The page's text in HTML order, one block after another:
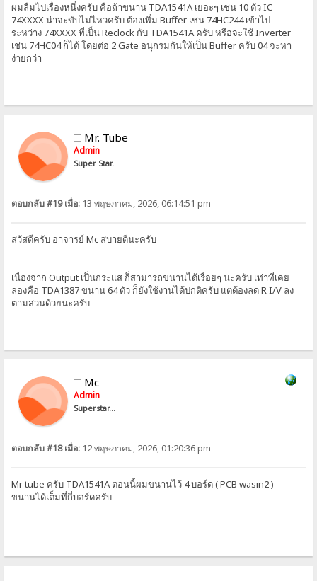
ผมลืมไปเรื่องหนึ่งครับ คือถ้าขนาน TDA1541A เยอะๆ เช่น 10 ตัว IC
74XXXX น่าจะขับไม่ไหวครับ ต้องเพิ่ม Buffer เช่น 74HC244 เข้าไป
ระหว่าง 74XXXX ที่เป็น Reclock กับ TDA1541A ครับ หรือจะใช้ Inverter
เช่น 74HC04 ก็ได้ โดยต่อ 2 Gate อนุกรมกันให้เป็น Buffer ครับ 04 จะหา
ง่ายกว่า
Mr. Tube
Admin
Super Star.
ตอบกลับ #19 เมื่อ: 13 พฤษภาคม, 2026, 06:14:51 pm
สวัสดีครับ อาจารย์ Mc สบายดีนะครับ
เนื่องจาก Output เป็นกระแส ก็สามารถขนานได้เรื่อยๆ นะครับ เท่าที่เคย
ลองคือ TDA1387 ขนาน 64 ตัว ก็ยังใช้งานได้ปกติครับ แต่ต้องลด R I/V ลง
ตามส่วนด้วยนะครับ
Mc
Admin
Superstar...
ตอบกลับ #18 เมื่อ: 12 พฤษภาคม, 2026, 01:20:36 pm
Mr tube ครับ TDA1541A ตอนนี้ผมขนานไว้ 4 บอร์ด ( PCB wasin2 )
ขนานได้เต็มที่กี่บอร์ดครับ